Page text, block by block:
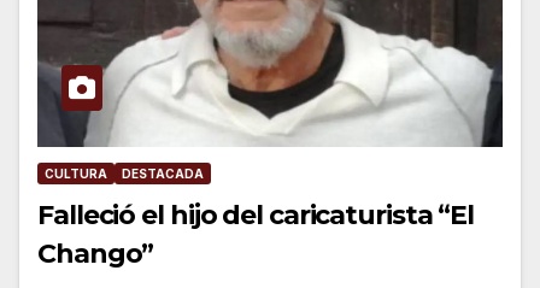
CULTURA DESTACADA
Falleció el hijo del caricaturista “El
Chango”